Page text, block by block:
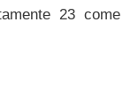
23 come